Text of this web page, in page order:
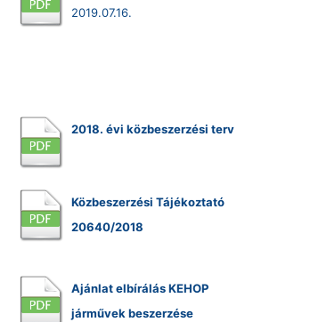
2019.07.16.
2018. évi közbeszerzési terv
Közbeszerzési Tájékoztató
20640/2018
Ajánlat elbírálás KEHOP
járművek beszerzése